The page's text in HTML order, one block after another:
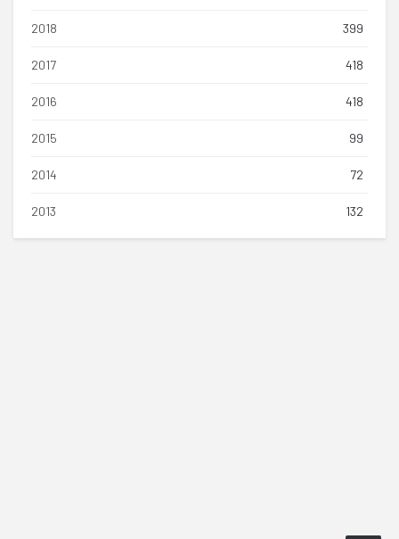
2018 399
2017 418
2016 418
2015 99
2014 72
2013 132